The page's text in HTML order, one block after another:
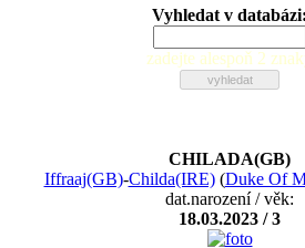
Vyhledat v databázi:
zadejte alespoň 2
CHILADA(GB)
Iffraaj(GB)-Childa(IRE)(Duke Of
dat.narození / věk:
18.03.2023 / 3